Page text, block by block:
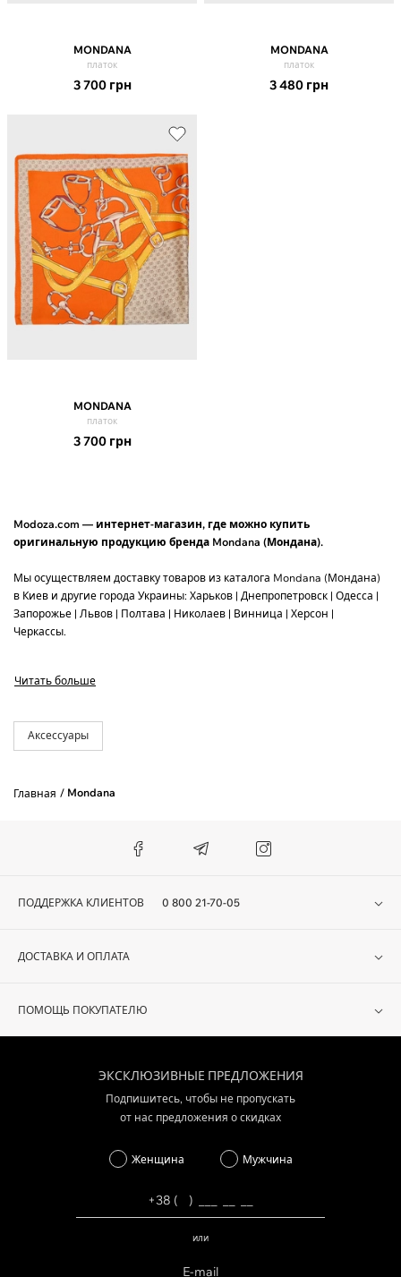
MONDANA
платок
3 700 грн
MONDANA
платок
3 480 грн
MONDANA
платок
3 700 грн
Modoza.com — интернет-магазин, где можно купить
оригинальную продукцию бренда Mondana (Мондана).
Мы осуществляем доставку товаров из каталога Mondana (Мондана)
в Киев и другие города Украины: Харьков | Днепропетровск | Одесса |
Запорожье | Львов | Полтава | Николаев | Винница | Херсон |
Черкассы.
Читать больше
Аксессуары
Главная Mondana
ПОДДЕРЖКА КЛИЕНТОВ 0 800 21-70-05
ДОСТАВКА И ОПЛАТА
ПОМОЩЬ ПОКУПАТЕЛЮ
ЭКСКЛЮЗИВНЫЕ ПРЕДЛОЖЕНИЯ
Подпишитесь, чтобы не пропускать
от нас предложения о скидках
Женщина Мужчина
или